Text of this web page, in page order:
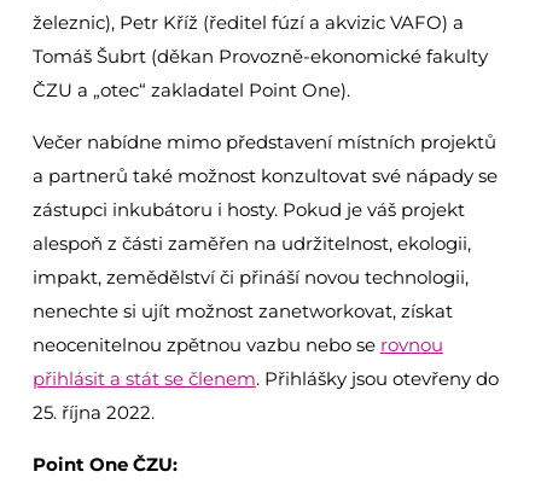
železnic), Petr Kříž (ředitel fúzí a akvizic VAFO) a
Tomáš Šubrt (děkan Provozně-ekonomické fakulty
ČZU a „otec“ zakladatel Point One).
Večer nabídne mimo představení místních projektů
a partnerů také možnost konzultovat své nápady se
zástupci inkubátoru i hosty. Pokud je váš projekt
alespoň z části zaměřen na udržitelnost, ekologii,
impakt, zemědělství či přináší novou technologii,
nenechte si ujít možnost zanetworkovat, získat
neocenitelnou zpětnou vazbu nebo se rovnou
přihlásit a stát se členem. Přihlášky jsou otevřeny do
25. října 2022.
Point One ČZU: